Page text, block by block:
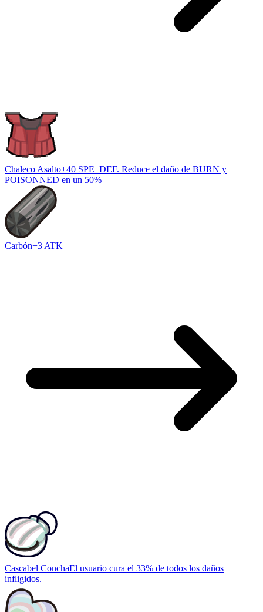
Chaleco Asalto+40 SPE_DEF. Reduce el daño de BURN y
POISONNED en un 50%
Carbón+3 ATK
Cascabel ConchaEl usuario cura el 33% de todos los daños
infligidos.